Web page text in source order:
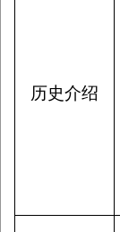
历史介绍